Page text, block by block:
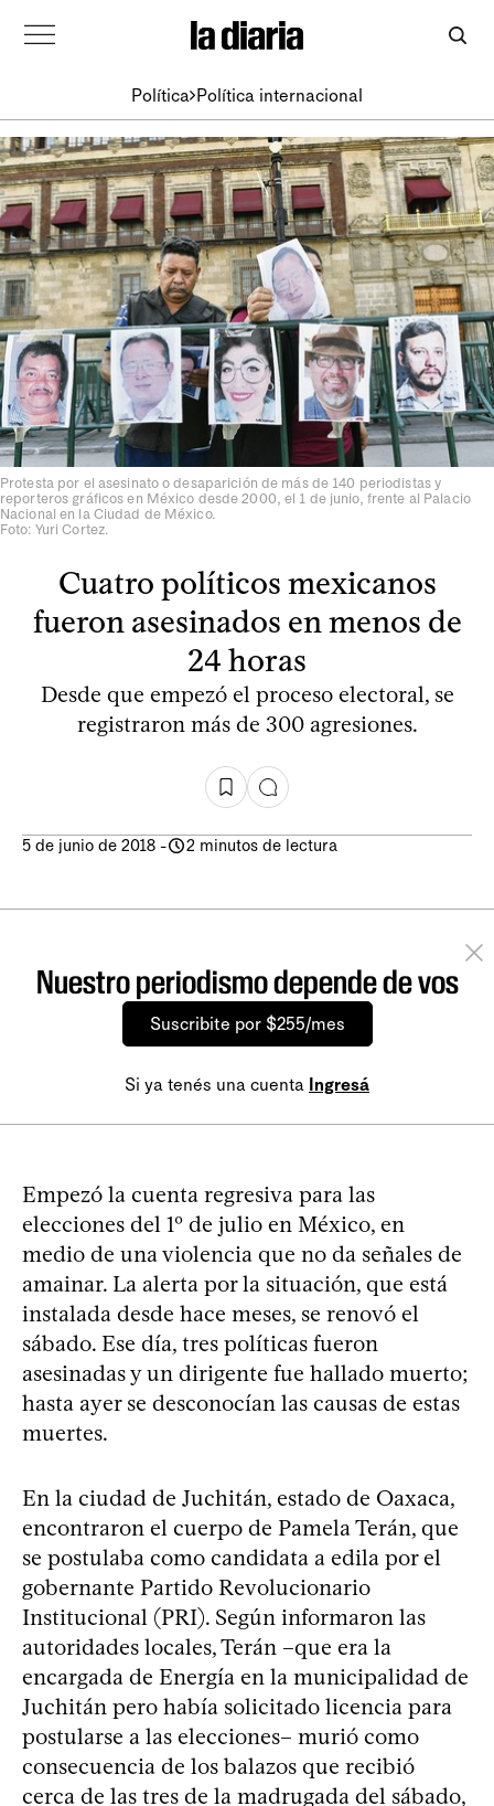
Política Política internacional
Protesta por el asesinato o desaparición de más de 140 periodistas y
reporteros gráficos en México desde 2000, el 1 de junio, frente al Palacio
Nacional en la Ciudad de México.
Foto: Yuri Cortez.
Cuatro políticos mexicanos
fueron asesinados en menos de
24 horas
Desde que empezó el proceso electoral, se
registraron más de 300 agresiones.
5 de junio de 2018 - 2 minutos de lectura
Nuestro periodismo depende de vos
Suscribite por $255/mes
Si ya tenés una cuenta Ingresá
Empezó la cuenta regresiva para las
elecciones del 1º de julio en México, en
medio de una violencia que no da señales de
amainar. La alerta por la situación, que está
instalada desde hace meses, se renovó el
sábado. Ese día, tres políticas fueron
asesinadas y un dirigente fue hallado muerto;
hasta ayer se desconocían las causas de estas
muertes.
En la ciudad de Juchitán, estado de Oaxaca,
encontraron el cuerpo de Pamela Terán, que
se postulaba como candidata a edila por el
gobernante Partido Revolucionario
Institucional (PRI). Según informaron las
autoridades locales, Terán –que era la
encargada de Energía en la municipalidad de
Juchitán pero había solicitado licencia para
postularse a las elecciones– murió como
consecuencia de los balazos que recibió
cerca de las tres de la madrugada del sábado,